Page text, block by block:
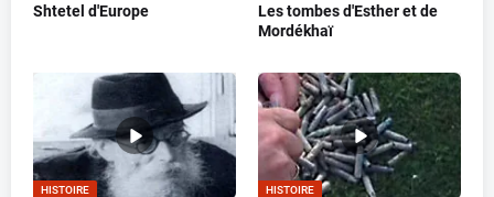
Shtetel d'Europe
Les tombes d'Esther et de
Mordékhaï
HISTOIRE HISTOIRE